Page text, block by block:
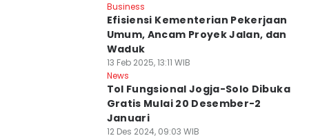
Business
Efisiensi Kementerian Pekerjaan
Umum, Ancam Proyek Jalan, dan
Waduk
13 Feb 2025, 13:11 WIB
News
Tol Fungsional Jogja-Solo Dibuka
Gratis Mulai 20 Desember-2
Januari
12 Des 2024, 09:03 WIB